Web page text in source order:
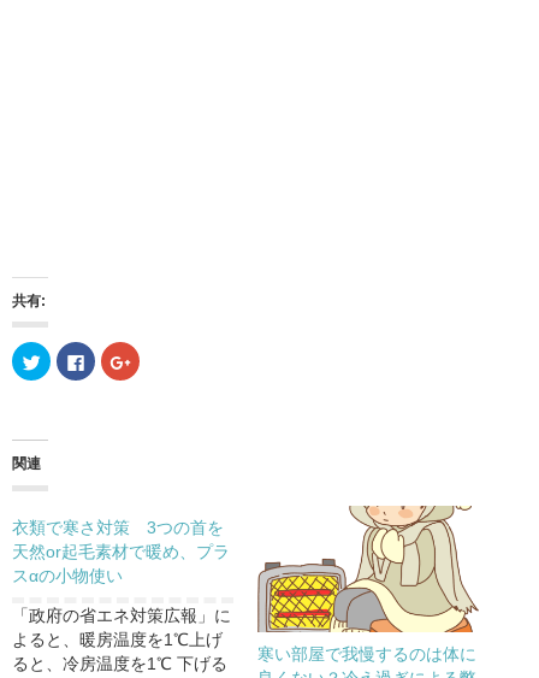
共有:
ク
リ
T
t
e
r
で
共
有
(
新
し
い
ウ
F
a
す
る
に
は
ク
リ
ッ
ク
し
て
く
ク
リ
で
共
新
し
い
ウ
ィ
関連
衣類で寒さ対策 3つの首を
天然or起毛素材で暖め、プラ
スαの小物使い
「政府の省エネ対策広報」に
よると、暖房温度を1℃上げ
ると、冷房温度を1℃ 下げる
寒い部屋で我慢するのは体に